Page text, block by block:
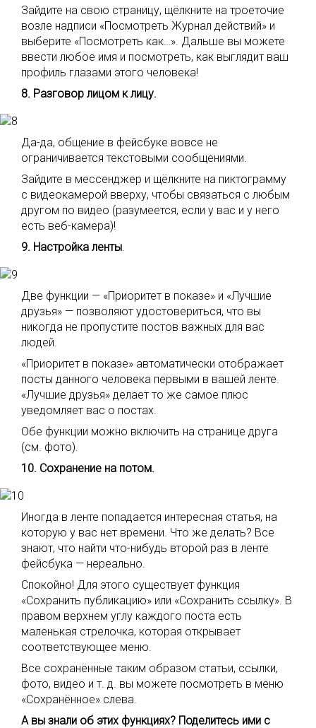
Зайдите на свою страницу, щёлкните на троеточие
возле надписи «Посмотреть Журнал действий» и
выберите «Посмотреть как…». Дальше вы можете
ввести любое имя и посмотреть, как выглядит ваш
профиль глазами этого человека!
8. Разговор лицом к лицу.
Да-да, общение в фейсбуке вовсе не
ограничивается текстовыми сообщениями.
Зайдите в мессенджер и щёлкните на пиктограмму
с видеокамерой вверху, чтобы связаться с любым
другом по видео (разумеется, если у вас и у него
есть веб-камера)!
9. Настройка ленты.
Две функции — «Приоритет в показе» и «Лучшие
друзья» — позволяют удостовериться, что вы
никогда не пропустите постов важных для вас
людей.
«Приоритет в показе» автоматически отображает
посты данного человека первыми в вашей ленте.
«Лучшие друзья» делает то же самое плюс
уведомляет вас о постах.
Обе функции можно включить на странице друга
(см. фото).
10. Сохранение на потом.
Иногда в ленте попадается интересная статья, на
которую у вас нет времени. Что же делать? Все
знают, что найти что-нибудь второй раз в ленте
фейсбука — нереально.
Спокойно! Для этого существует функция
«Сохранить публикацию» или «Сохранить ссылку». В
правом верхнем углу каждого поста есть
маленькая стрелочка, которая открывает
соответствующее меню.
Все сохранённые таким образом статьи, ссылки,
фото, видео и т. д. вы можете посмотреть в меню
«Сохранённое» слева.
А вы знали об этих функциях? Поделитесь ими с